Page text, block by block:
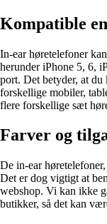
Kompatible
In-ear høretelefoner
herunder iPhone 5, 6,
port. Det betyder, at du
forskellige mobiler,
flere forskellige sæt
Farver og
De in-ear
Det er dog vigtigt at
webshop. Vi kan ikke
butikker, så det kan